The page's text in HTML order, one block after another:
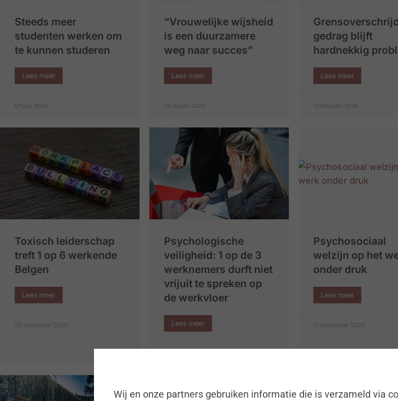
Steeds meer
studenten werken om
te kunnen studeren
Lees meer
01 juni 2026
“Vrouwelijke wijsheid
is een duurzamere
weg naar succes”
Lees meer
05 maart 2026
gedrag blijft
hardnekkig
Lees meer
13 februari 2026
Toxisch leiderschap
treft 1 op 6 werkende
Belgen
Lees meer
20 december 2025
Psychologische
veiligheid: 1 op de 3
werknemers durft niet
vrijuit te spreken op
de werkvloer
Lees meer
Psychosociaal
welzijn op het
onder druk
Lees meer
17 november 2025
Wij en onze partners gebruiken informatie die is verzameld via